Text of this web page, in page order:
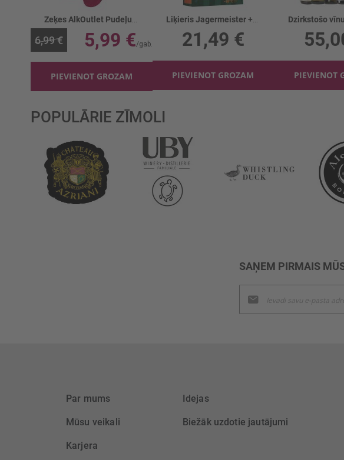
Zeķes AlkOutlet Pudeļu bordo
6,99 € 5,99 €
PIEVIENOT GROZAM
Liķieris Jagermeister +9 alum.glāzes 35%
21,49 €
PIEVIENOT GROZAM PIEVIENOT
POPULĀRIE ZĪMOLI
SAŅEM PIRMAIS
jaunumu
saņemšanai:
Par mums
Mūsu veikali
Karjera
Idejas
Biežāk uzdotie jautājumi